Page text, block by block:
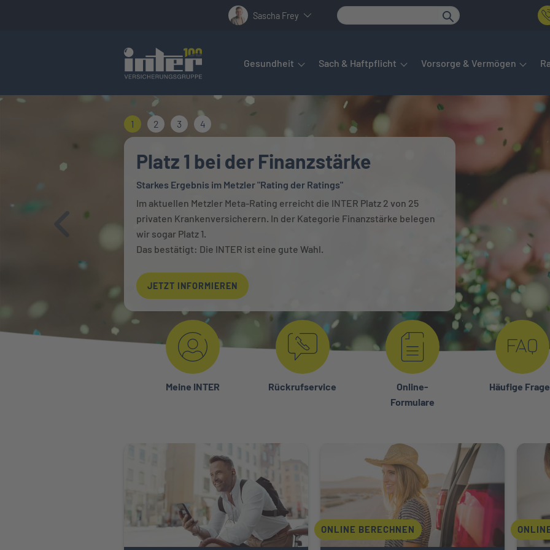
Sascha Frey
Hier befindet sich das Hauptmenü. Dieses lässt sich per Tab steuern.
Gesundheit Sach & Haftpflicht Vorsorge & Vermögen
1 2 3 4
Platz 1 bei der Finanzstärke
Starkes Ergebnis im Metzler "Rating der Ratings"
Im aktuellen Metzler Meta-Rating erreicht die INTER Platz 2 von 25
privaten Krankenversicherern. In der Kategorie Finanzstärke belegen
wir sogar Platz 1.
Das bestätigt: Die INTER ist eine gute Wahl.
JETZT INFORMIEREN
Meine INTER Rückrufservice
Online-
Formulare
Häufige
Weiter zu Reisekrankenversicherung
ONLINE BERECHNEN